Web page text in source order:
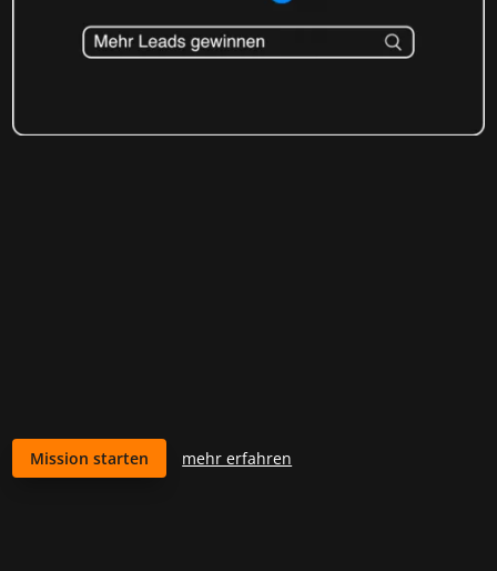
Mission starten mehr erfahren